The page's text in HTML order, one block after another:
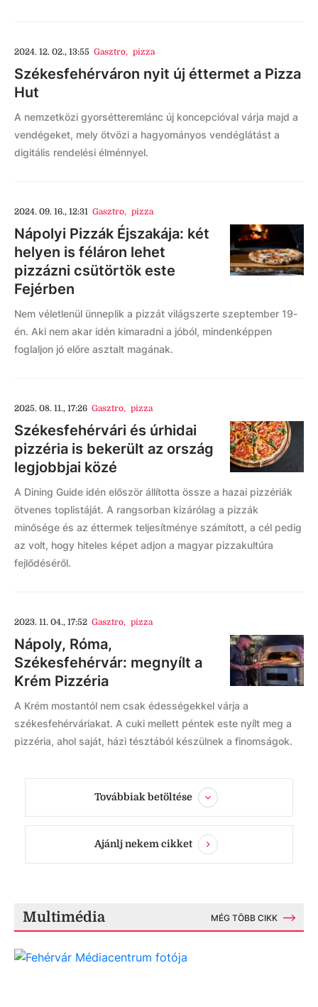
2024. 12. 02., 13:55 Gasztro, pizza
Székesfehérváron nyit új éttermet a Pizza
Hut
A nemzetközi gyorsétteremlánc új koncepcióval várja majd a
vendégeket, mely ötvözi a hagyományos vendéglátást a
digitális rendelési élménnyel.
2024. 09. 16., 12:31 Gasztro, pizza
Nápolyi Pizzák Éjszakája: két
helyen is féláron lehet
pizzázni csütörtök este
Fejérben
Nem véletlenül ünneplik a pizzát világszerte szeptember 19-
én. Aki nem akar idén kimaradni a jóból, mindenképpen
foglaljon jó előre asztalt magának.
2025. 08. 11., 17:26 Gasztro, pizza
Székesfehérvári és úrhidai
pizzéria is bekerült az ország
legjobbjai közé
A Dining Guide idén először állította össze a hazai pizzériák
ötvenes toplistáját. A rangsorban kizárólag a pizzák
minősége és az éttermek teljesítménye számított, a cél pedig
az volt, hogy hiteles képet adjon a magyar pizzakultúra
fejlődéséről.
2023. 11. 04., 17:52 Gasztro, pizza
Nápoly, Róma,
Székesfehérvár: megnyílt a
Krém Pizzéria
A Krém mostantól nem csak édességekkel várja a
székesfehérváriakat. A cuki mellett péntek este nyílt meg a
pizzéria, ahol saját, házi tésztából készülnek a finomságok.
Továbbiak betöltése
Ajánlj nekem cikket
Multimédia MÉG TÖBB CIKK